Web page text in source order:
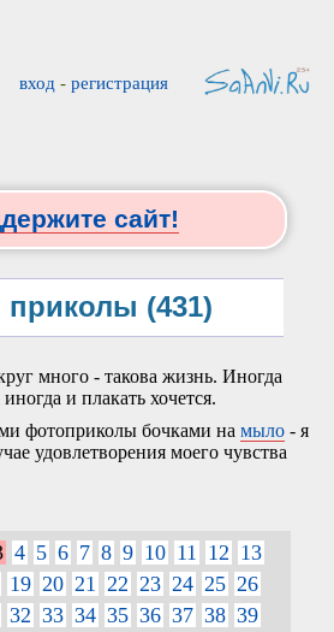
вход - регистрация
сайт!
(431)
много - такова жизнь. Иногда
и плакать хочется.
фотоприколы бочками на мыло - я
удовлетворения моего чувства
4 5 6 7 8 9 10 11 12 13
19 20 21 22 23 24 25 26
32 33 34 35 36 37 38 39